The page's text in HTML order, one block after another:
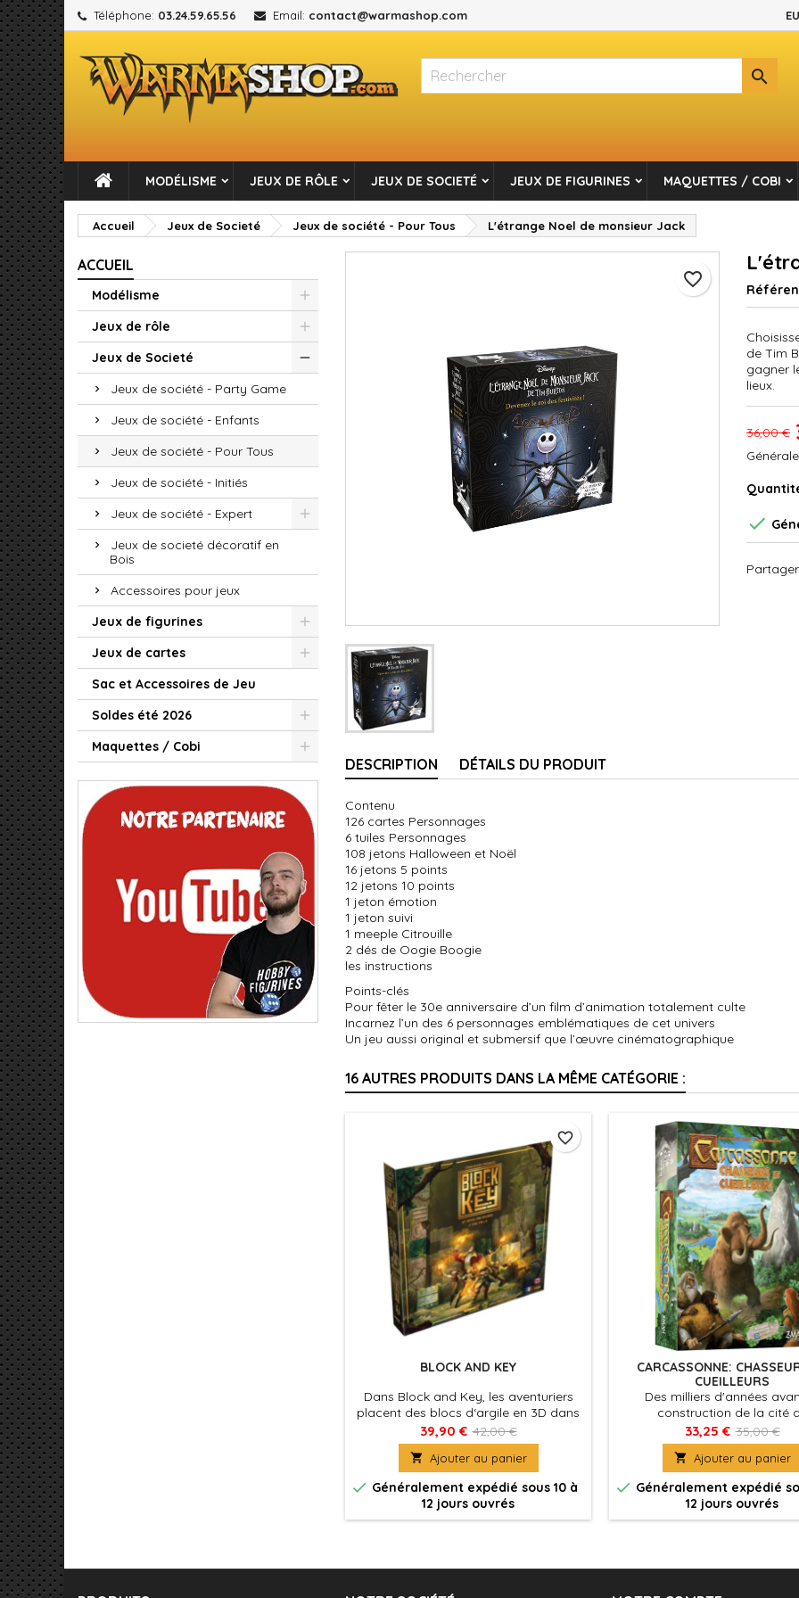
Téléphone: 03.24.59.65.56 Email: contact@warmashop.com

MODÉLISME JEUX DE RÔLE JEUX DE SOCIETÉ JEUX DE FIGURINES MAQUETTES / COBI
Accueil Jeux de Societé Jeux de société - Pour Tous L'étrange Noel de monsieur Jack
ACCUEIL
Modélisme
Jeux de rôle
Jeux de Societé
Jeux de société - Party Game
Jeux de société - Enfants
Jeux de société - Pour Tous
Jeux de société - Initiés
Jeux de société - Expert
Jeux de societé décoratif en
Bois
Accessoires pour jeux
Jeux de figurines
Jeux de cartes
Sac et Accessoires de Jeu
Soldes été 2026
Maquettes / Cobi
de Tim
gagner
lieux.
36,00 €
favorite_border

Partager
DESCRIPTION DÉTAILS DU PRODUIT
Contenu
126 cartes Personnages
6 tuiles Personnages
108 jetons Halloween et Noël
16 jetons 5 points
12 jetons 10 points
1 jeton émotion
1 jeton suivi
1 meeple Citrouille
2 dés de Oogie Boogie
les instructions
Points-clés
Pour fêter le 30e anniversaire d’un film d’animation totalement culte
Incarnez l’un des 6 personnages emblématiques de cet univers
Un jeu aussi original et submersif que l’œuvre cinématographique
16 AUTRES PRODUITS DANS LA MÊME CATÉGORIE :
BLOCK AND KEY
Dans Block and Key, les aventuriers
placent des blocs d‘argile en 3D dans
une aire de jeu surélevée centralisée,
dans le but de compléter leurs cartes
objectif.
39,90 € 42,00 €
 Ajouter au panier
 Généralement expédié sous 10 à
12 jours ouvrés
favorite_border
CARCASSONNE:
CUEILLEURS
Des milliers d'années
construction de la cité
Carcassonne et de son
château, la région était déjà
peuplée.
33,25 € 35,00 €
 Ajouter au panier
 Généralement expédié
12 jours ouvrés
Mes listes d'envies
add_circle_outline Créer une nouvelle liste
Créer une liste d'envies
Connexion
Vous devez être connecté pour ajouter des produits à votre liste